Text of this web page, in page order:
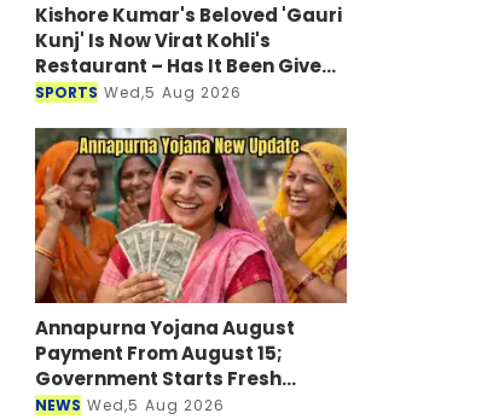
Kishore Kumar's Beloved 'Gauri
Kunj' Is Now Virat Kohli's
Restaurant – Has It Been Given
a New Look?
SPORTS Wed,5 Aug 2026
Annapurna Yojana August
Payment From August 15;
Government Starts Fresh
Verification Drive
NEWS Wed,5 Aug 2026